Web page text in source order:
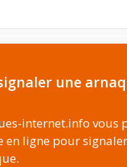
une
internet.info vous
ligne pour